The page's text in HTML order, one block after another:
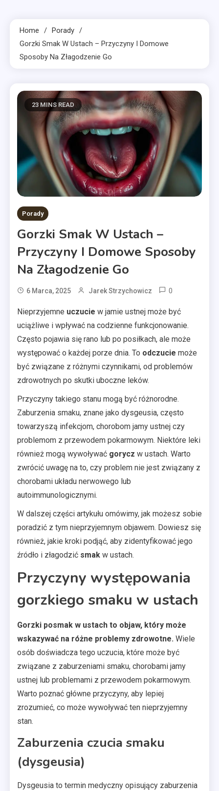
Home
Porady
Gorzki Smak W Ustach – Przyczyny I Domowe
Sposoby Na Złagodzenie Go
23 MINS READ
Porady
Gorzki Smak W Ustach –
Przyczyny I Domowe Sposoby
Na Złagodzenie Go
6 Marca, 2025 Jarek Strzychowicz 0
Nieprzyjemne uczucie w jamie ustnej może być
uciążliwe i wpływać na codzienne funkcjonowanie.
Często pojawia się rano lub po posiłkach, ale może
występować o każdej porze dnia. To odczucie może
być związane z różnymi czynnikami, od problemów
zdrowotnych po skutki uboczne leków.
Przyczyny takiego stanu mogą być różnorodne.
Zaburzenia smaku, znane jako dysgeusia, często
towarzyszą infekcjom, chorobom jamy ustnej czy
problemom z przewodem pokarmowym. Niektóre leki
również mogą wywoływać gorycz w ustach. Warto
zwrócić uwagę na to, czy problem nie jest związany z
chorobami układu nerwowego lub
autoimmunologicznymi.
W dalszej części artykułu omówimy, jak możesz sobie
poradzić z tym nieprzyjemnym objawem. Dowiesz się
również, jakie kroki podjąć, aby zidentyfikować jego
źródło i złagodzić smak w ustach.
Przyczyny występowania
gorzkiego smaku w ustach
Gorzki posmak w ustach to objaw, który może
wskazywać na różne problemy zdrowotne. Wiele
osób doświadcza tego uczucia, które może być
związane z zaburzeniami smaku, chorobami jamy
ustnej lub problemami z przewodem pokarmowym.
Warto poznać główne przyczyny, aby lepiej
zrozumieć, co może wywoływać ten nieprzyjemny
stan.
Zaburzenia czucia smaku
(dysgeusia)
Dysgeusia to termin medyczny opisujący zaburzenia